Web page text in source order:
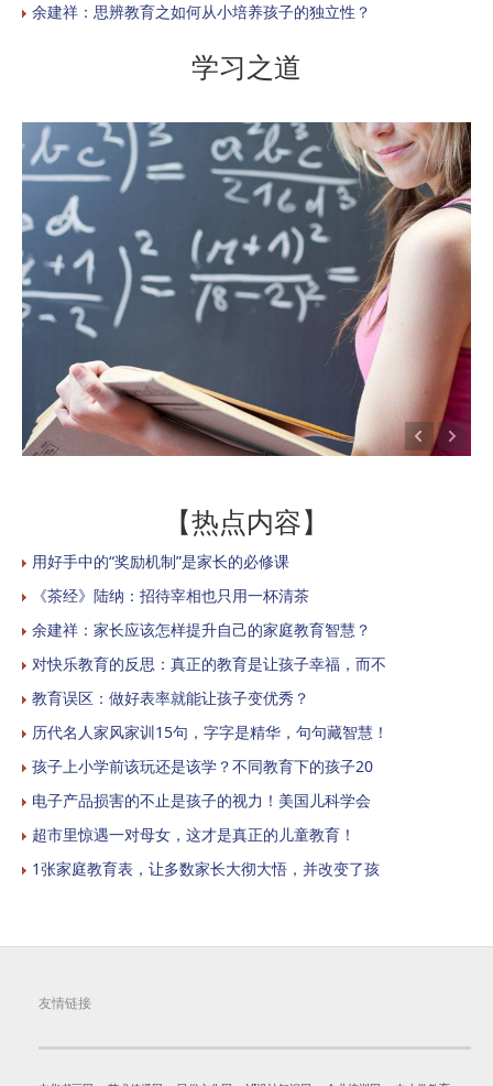
余建祥：思辨教育之如何从小培养孩子的独立性？
学习之道
【热点内容】
用好手中的“奖励机制”是家长的必修课
《茶经》陆纳：招待宰相也只用一杯清茶
余建祥：家长应该怎样提升自己的家庭教育智慧？
对快乐教育的反思：真正的教育是让孩子幸福，而不
教育误区：做好表率就能让孩子变优秀？
历代名人家风家训15句，字字是精华，句句藏智慧！
孩子上小学前该玩还是该学？不同教育下的孩子20
电子产品损害的不止是孩子的视力！美国儿科学会
超市里惊遇一对母女，这才是真正的儿童教育！
1张家庭教育表，让多数家长大彻大悟，并改变了孩
友情链接